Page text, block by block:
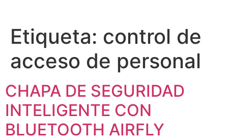
Etiqueta: control de
acceso de personal
CHAPA DE SEGURIDAD
INTELIGENTE CON
BLUETOOTH AIRFLY